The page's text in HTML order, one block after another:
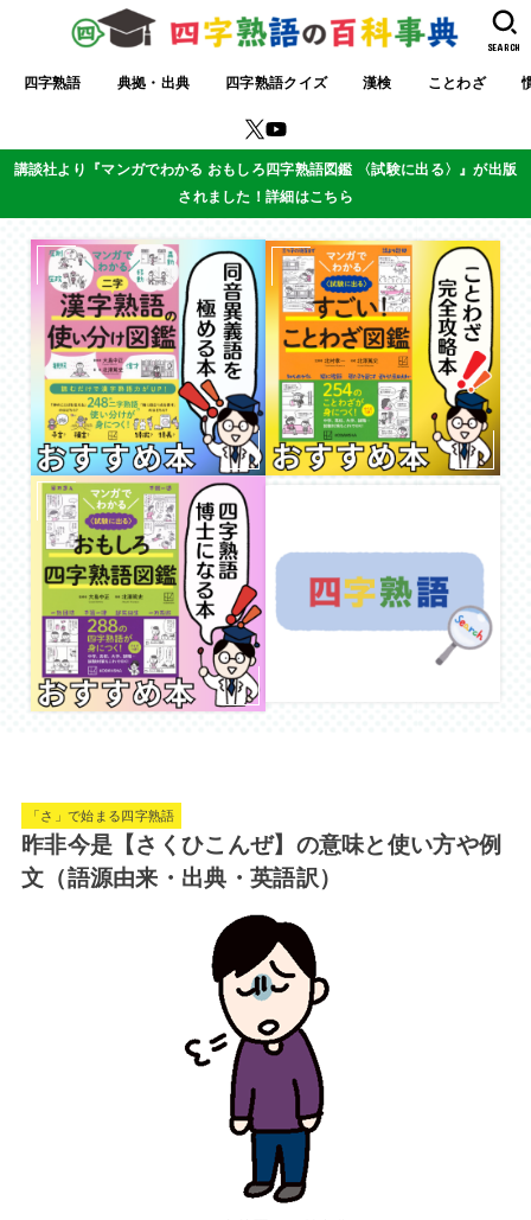
四字熟語 典拠・出典 四字熟語クイズ 漢検 ことわざ
SEARCH
講談社より『マンガでわかる おもしろ四字熟語図鑑 〈試験に出る〉』が出版
されました！詳細はこちら
「さ」で始まる四字熟語
昨非今是【さくひこんぜ】の意味と使い方や例
文（語源由来・出典・英語訳）